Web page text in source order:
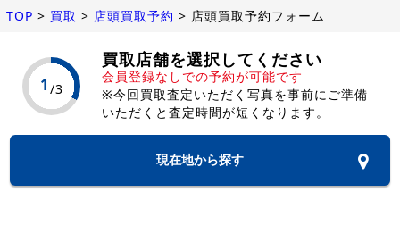
TOP > 買取 > 店頭買取予約 > 店頭買取予約フォーム
買取店舗を選択してください
会員登録なしでの予約が可能です
※今回買取査定いただく写真を事前にご準備
いただくと査定時間が短くなります。
現在地から探す